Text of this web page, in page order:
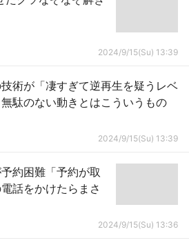
2024/9/15(Su) 13:39
術が「凄すぎて逆再生を疑うレベ
駄のない動きとはこういうもの
2024/9/15(Su) 13:39
約困難「予約が取
話をかけたらまさ
2024/9/15(Su) 13:36